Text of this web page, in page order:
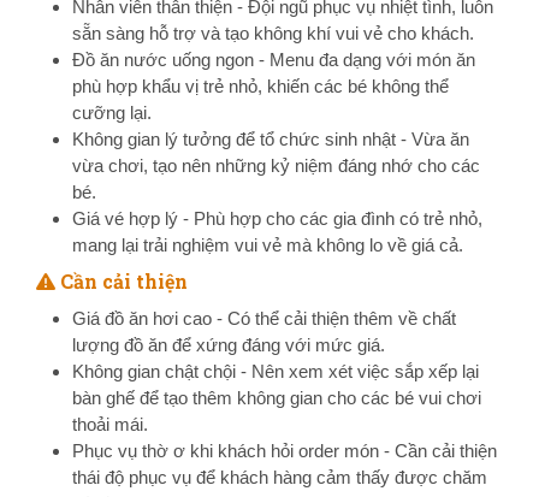
Nhân viên thân thiện - Đội ngũ phục vụ nhiệt tình, luôn
sẵn sàng hỗ trợ và tạo không khí vui vẻ cho khách.
Đồ ăn nước uống ngon - Menu đa dạng với món ăn
phù hợp khẩu vị trẻ nhỏ, khiến các bé không thể
cưỡng lại.
Không gian lý tưởng để tổ chức sinh nhật - Vừa ăn
vừa chơi, tạo nên những kỷ niệm đáng nhớ cho các
bé.
Giá vé hợp lý - Phù hợp cho các gia đình có trẻ nhỏ,
mang lại trải nghiệm vui vẻ mà không lo về giá cả.
Cần cải thiện
Giá đồ ăn hơi cao - Có thể cải thiện thêm về chất
lượng đồ ăn để xứng đáng với mức giá.
Không gian chật chội - Nên xem xét việc sắp xếp lại
bàn ghế để tạo thêm không gian cho các bé vui chơi
thoải mái.
Phục vụ thờ ơ khi khách hỏi order món - Cần cải thiện
thái độ phục vụ để khách hàng cảm thấy được chăm